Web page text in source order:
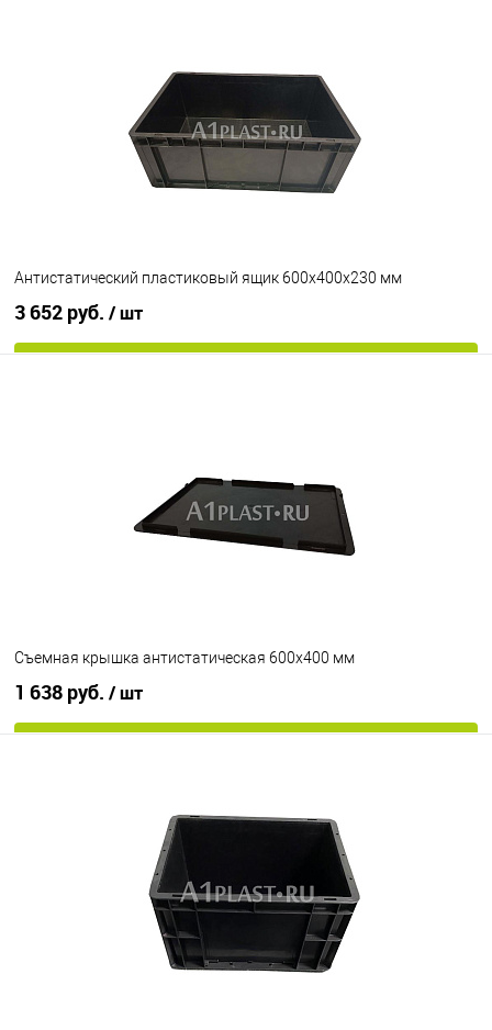
Антистатический пластиковый ящик 600х400х230 мм
3 652 руб. / шт
Съемная крышка антистатическая 600х400 мм
1 638 руб. / шт
В наличии